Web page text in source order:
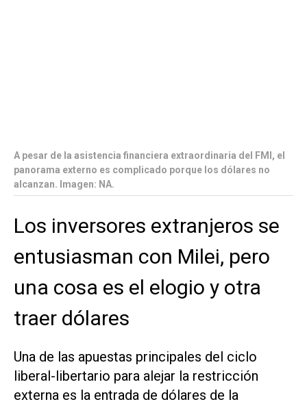
A pesar de la asistencia financiera extraordinaria del FMI, el
panorama externo es complicado porque los dólares no
alcanzan. Imagen: NA.
Los inversores extranjeros se
entusiasman con Milei, pero
una cosa es el elogio y otra
traer dólares
Una de las apuestas principales del ciclo
liberal-libertario para alejar la restricción
externa es la entrada de dólares de la